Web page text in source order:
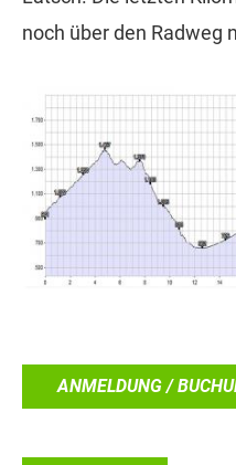
noch über den Radweg
ANMELDUNG /